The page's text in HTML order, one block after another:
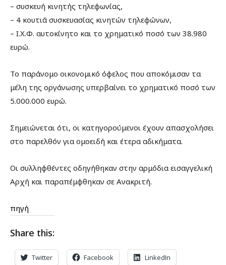
– συσκευή κινητής τηλεφωνίας,
– 4 κουτιά συσκευασίας κινητών τηλεφώνων,
– Ι.Χ.Φ. αυτοκίνητο και το χρηματικό ποσό των 38.980
ευρώ.
Το παράνομο οικονομικό όφελος που αποκόμισαν τα
μέλη της οργάνωσης υπερβαίνει το χρηματικό ποσό των
5.000.000 ευρώ.
Σημειώνεται ότι, οι κατηγορούμενοι έχουν απασχολήσει
στο παρελθόν για ομοειδή και έτερα αδικήματα.
Οι συλληφθέντες οδηγήθηκαν στην αρμόδια εισαγγελική
Αρχή και παραπέμφθηκαν σε Ανακριτή.
πηγή
Share this:
Twitter Facebook LinkedIn